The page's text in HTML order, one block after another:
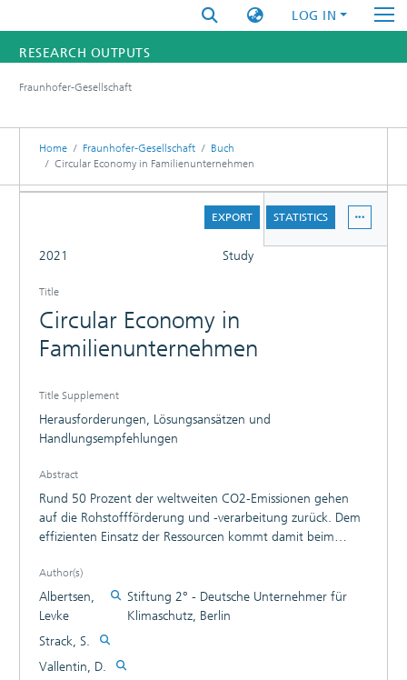
LOG IN
RESEARCH OUTPUTS
RESEARCHERS
INSTITUTES
Fraunhofer-Gesellschaft
Home Fraunhofer-Gesellschaft
Buch
Circular Economy in Familienunternehmen
EXPORT STATISTICS
2021 Study
Title
Circular Economy in
Familienunternehmen
Title Supplement
Herausforderungen, Lösungsansätzen und
Handlungsempfehlungen
Abstract
Rund 50 Prozent der weltweiten CO2-Emissionen gehen
auf die Rohstoffförderung und -verarbeitung zurück. Dem
effizienten Einsatz der Ressourcen kommt damit beim
sind die treibende Kraft bei der Transformation zur Circular
Economy. Die Studie wurde von Fraunhofer-Instituten
zusammen mit der Stiftung 2° erstellt. Die Wissenschaftler
trugen den Stand der Forschung zum Thema zusammen
und werteten Erfahrungen aus der unternehmerischen
Praxis aus. Sie führten Interviews mit knapp zwei Dutzend
Author(s)
Albertsen,
Levke
Stiftung 2° - Deutsche Unternehmer für
Klimaschutz, Berlin
Strack, S.
Vallentin, D.